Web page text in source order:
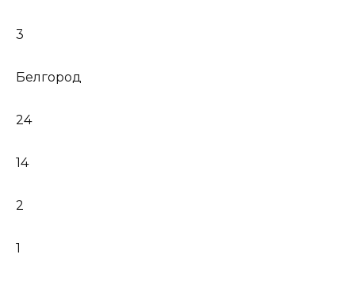
3
Белгород
24
14
2
1